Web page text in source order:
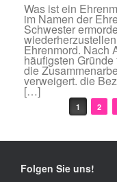
Was ist ein
im Namen der
Schwester
Ehrenmord. Nach
häufigsten
die
verweigert. die
[…]
Beitragsnavigation
1 2
Folgen Sie uns!